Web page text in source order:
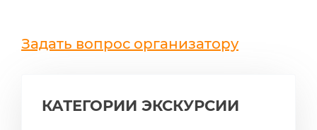
Задать вопрос организатору
КАТЕГОРИИ ЭКСКУРСИИ